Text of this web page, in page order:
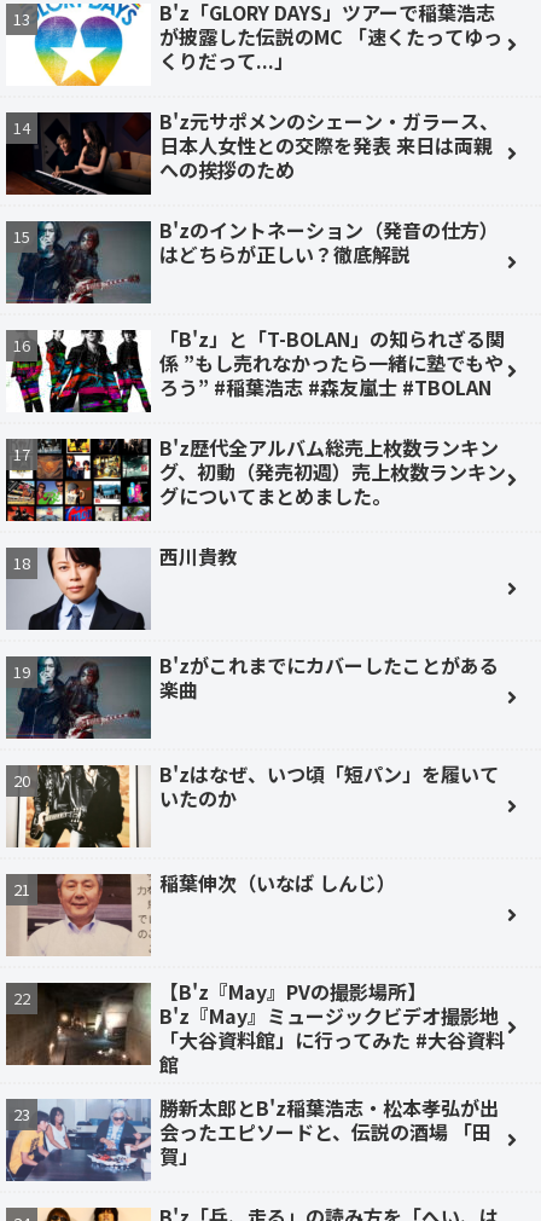
B'z「GLORY DAYS」ツアーで稲葉浩志
が披露した伝説のMC 「速くたってゆっ
くりだって...」
B'z元サポメンのシェーン・ガラース、
日本人女性との交際を発表 来日は両親
への挨拶のため
B'zのイントネーション（発音の仕方）
はどちらが正しい？徹底解説
「B'z」と「T-BOLAN」の知られざる関
係 ”もし売れなかったら一緒に塾でもや
ろう” #稲葉浩志 #森友嵐士 #TBOLAN
B'z歴代全アルバム総売上枚数ランキン
グ、初動（発売初週）売上枚数ランキン
グについてまとめました。
西川貴教
B'zがこれまでにカバーしたことがある
楽曲
B'zはなぜ、いつ頃「短パン」を履いて
いたのか
稲葉伸次（いなば しんじ）
【B'z『May』PVの撮影場所】
B'z『May』ミュージックビデオ撮影地
「大谷資料館」に行ってみた #大谷資料
館
勝新太郎とB'z稲葉浩志・松本孝弘が出
会ったエピソードと、伝説の酒場 「田
賀」